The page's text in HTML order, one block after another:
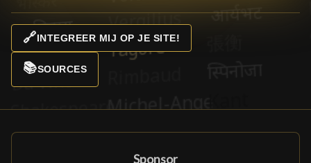
🔗INTEGREER MIJ OP JE SITE!
📚SOURCES
Sponsor